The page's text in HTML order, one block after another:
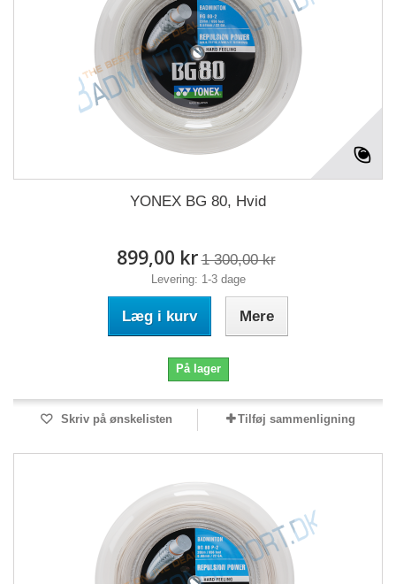
YONEX BG 80, Hvid
899,00 kr 1 300,00 kr
Levering: 1-3 dage
Læg i kurv Mere
På lager
Skriv på ønskelisten Tilføj sammenligning